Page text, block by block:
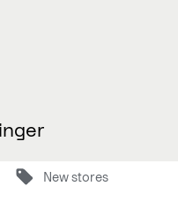
New stores